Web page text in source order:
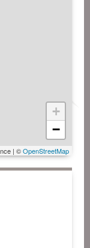
+
−
| ©OpenStreetMap